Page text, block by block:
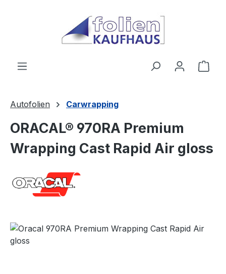
Autofolien Carwrapping
ORACAL® 970RA Premium
Wrapping Cast Rapid Air gloss
Bildergalerie überspringen